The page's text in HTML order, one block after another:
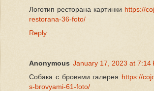
Логотип ресторана картинки https://
restorana-36-foto/
Reply
Anonymous January 17, 2023 at 7:14
Собака с бровями галерея https://
s-brovyami-61-foto/